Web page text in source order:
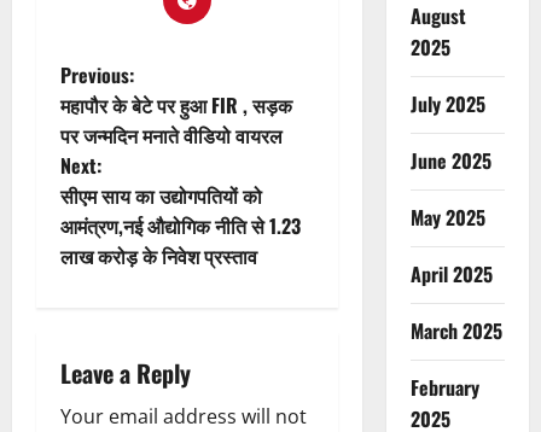
P
o
s
t
v
Previous:
महापौर के बेटे पर हुआ FIR , सड़क
पर जन्मदिन मनाते वीडियो वायरल
Next:
सीएम साय का उद्योगपतियों को
आमंत्रण,नई औद्योगिक नीति से 1.23
लाख करोड़ के निवेश प्रस्ताव
Leave a Reply
Your email address will not
August
2025
July 2025
June 2025
May 2025
April 2025
March 2025
February
2025